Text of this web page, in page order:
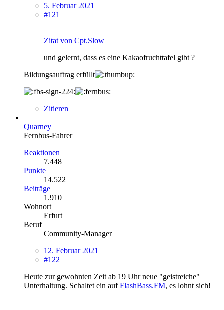
5. Februar 2021
#121
Zitat von Cpt.Slow
und gelernt, dass es eine Kakaofruchttafel gibt ?
Bildungsauftrag erfüllt
Zitieren
Quarney
Fernbus-Fahrer
Reaktionen
7.448
Punkte
14.522
Beiträge
1.910
Wohnort
Erfurt
Beruf
Community-Manager
12. Februar 2021
#122
Heute zur gewohnten Zeit ab 19 Uhr neue "geistreiche"
Unterhaltung. Schaltet ein aufFlashBass.FM, es lohnt sich!